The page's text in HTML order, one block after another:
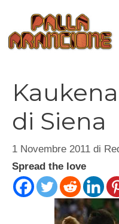
contenuto
di Siena
1 Novembre 2011 di
Spread the love